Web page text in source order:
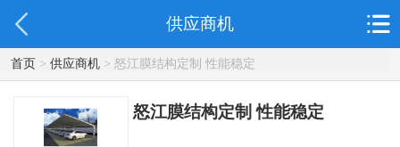
供应商机
首页> 供应商机> 怒江膜结构定制 性能稳定
怒江膜结构定制 性能稳定